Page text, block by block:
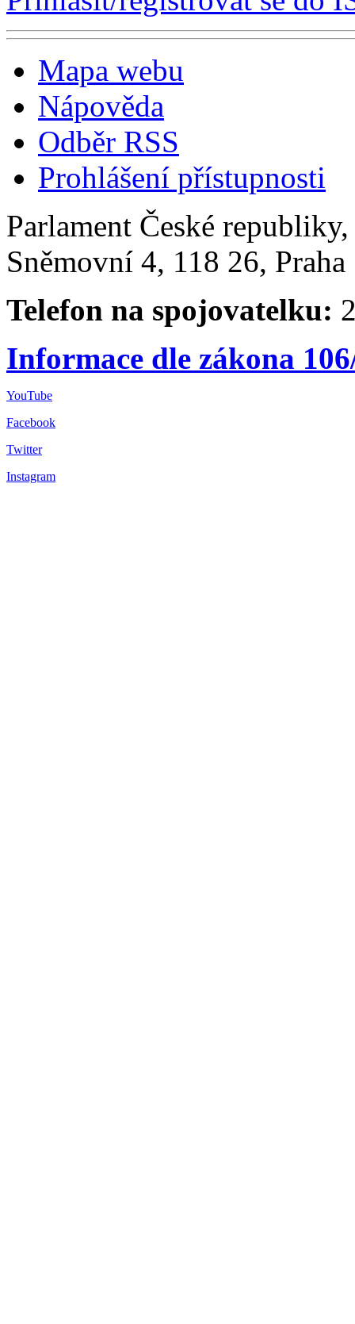
Mapa webu
Nápověda
Odběr RSS
Prohlášení přístupnosti
Parlament České
Sněmovní 4, 118 26,
Telefon na spojovatelku:
Informace dle zákona
YouTube
Facebook
Twitter
Instagram